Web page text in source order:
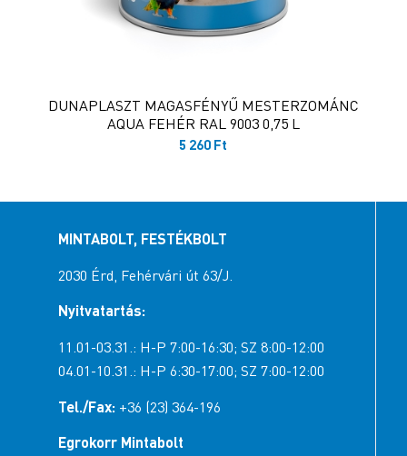
DUNAPLASZT MAGASFÉNYŰ MESTERZOMÁNC
AQUA FEHÉR RAL 9003 0,75 L
5 260 Ft
MINTABOLT, FESTÉKBOLT
2030 Érd, Fehérvári út 63/J.
Nyitvatartás:
11.01-03.31.: H-P 7:00-16:30; SZ 8:00-12:00
04.01-10.31.: H-P 6:30-17:00; SZ 7:00-12:00
Tel./Fax: +36 (23) 364-196
Egrokorr Mintabolt